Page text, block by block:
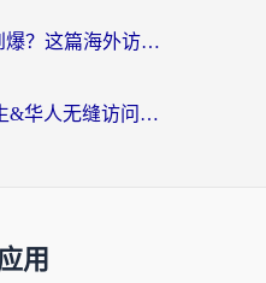
海外想刷国内APP卡到爆？这篇海外访问国内服务器加速指南帮你解决所有问题
海外VPN推荐：留学生&华人无缝访问国内资源的避坑指南
用